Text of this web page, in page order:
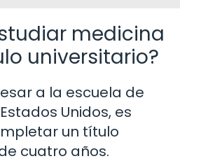
medicina
universitario?
a la escuela de
Unidos, es
un título
cuatro años.